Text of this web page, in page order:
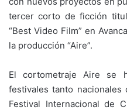
tercer corto de ficción
“Best Video Film” en
la producción “Aire”.
El cortometraje Aire se
festivales tanto nacionales
Festival Internacional de